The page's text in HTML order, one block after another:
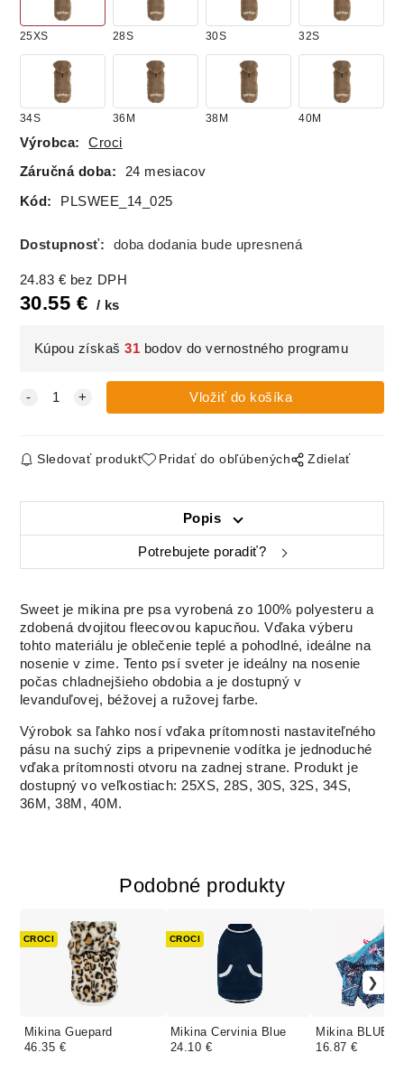
25XS 28S 30S 32S
34S 36M 38M 40M
Výrobca: Croci
Záručná doba: 24 mesiacov
Kód: PLSWEE_14_025
Dostupnosť: doba dodania bude upresnená
24.83 € bez DPH
30.55 € ks
Kúpou získaš31 bodov do vernostného programu
Sledovať produkt Pridať do obľúbených Zdielať
Popis
Potrebujete poradiť?
Sweet je mikina pre psa vyrobená zo 100% polyesteru a
zdobená dvojitou fleecovou kapucňou. Vďaka výberu
tohto materiálu je oblečenie teplé a pohodlné, ideálne na
nosenie v zime. Tento psí sveter je ideálny na nosenie
počas chladnejšieho obdobia a je dostupný v
levanduľovej, béžovej a ružovej farbe.
Výrobok sa ľahko nosí vďaka prítomnosti nastaviteľného
pásu na suchý zips a pripevnenie vodítka je jednoduché
vďaka prítomnosti otvoru na zadnej strane. Produkt je
dostupný vo veľkostiach: 25XS, 28S, 30S, 32S, 34S,
36M, 38M, 40M.
Podobné produkty
Mikina Guepard
CROCI
46.35 €
Mikina Cervinia Blue
CROCI
24.10 €
Mikina BLUE
16.87 €